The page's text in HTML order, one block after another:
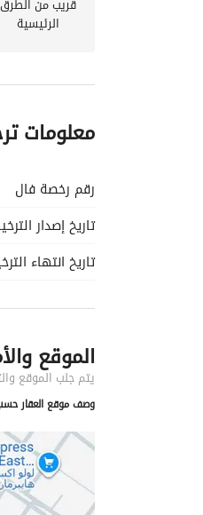
لا تفوت هذه
قريب من الطرق
الرئيسية
معلومات
رقم رخصة فال
تاريخ إصدار
تاريخ انتهاء
معلومات
اسم المسؤول
الموقع
المنطقة
المدينة
الموقع
يتم جلب الموقع
وصف موقع العقار